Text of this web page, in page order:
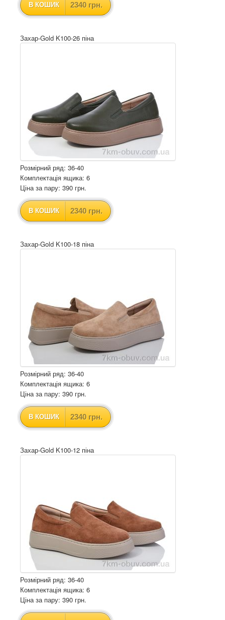
В КОШИК 2340 грн.
Захар-Gold K100-26 піна
Розмірний ряд: 36-40
Комплектація ящика: 6
Ціна за пару: 390 грн.
В КОШИК 2340 грн.
Захар-Gold K100-18 піна
Розмірний ряд: 36-40
Комплектація ящика: 6
Ціна за пару: 390 грн.
В КОШИК 2340 грн.
Захар-Gold K100-12 піна
Розмірний ряд: 36-40
Комплектація ящика: 6
Ціна за пару: 390 грн.